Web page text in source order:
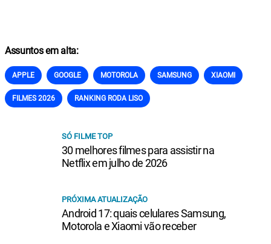
Assuntos em alta:
APPLE GOOGLE MOTOROLA SAMSUNG XIAOMI
FILMES 2026 RANKING RODA LISO
SÓ FILME TOP
30 melhores filmes para assistir na
Netflix em julho de 2026
PRÓXIMA ATUALIZAÇÃO
Android 17: quais celulares Samsung,
Motorola e Xiaomi vão receber